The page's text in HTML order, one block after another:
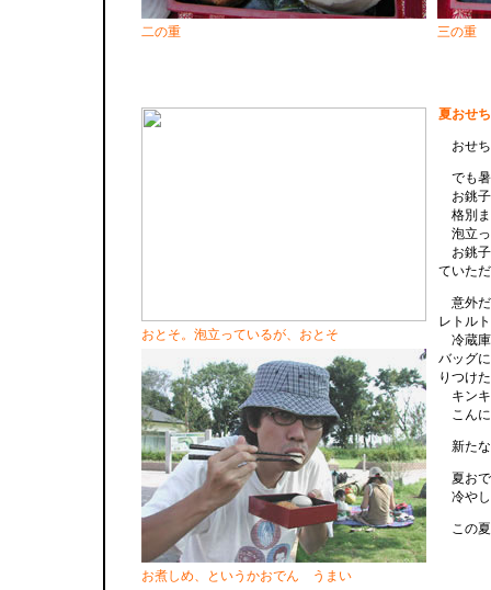
二の重 三の重
おとそ。泡立っているが、おとそ
お煮しめ、というかおでん うまい
夏おせ
おせち
でも暑
お銚子
格別ま
泡立っ
お銚子
ていた
意外だ
レトル
冷蔵庫
バッグ
りつけ
キンキ
こんに
新たな
夏おで
冷やし
この夏